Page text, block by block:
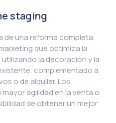
staging
de una reforma completa,
que optimiza la
la decoración y la
complementado a
o de alquiler. Los
agilidad en la venta o
de obtener un mejor